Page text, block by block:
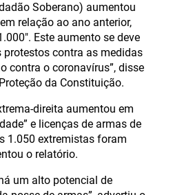
Soberano) aumentou
relação ao ano anterior,
Este aumento se deve
protestos contra as medidas
contra o coronavírus”, disse
da Constituição.
direita aumentou em
e licenças de armas de
1.050 extremistas foram
o relatório.
um alto potencial de